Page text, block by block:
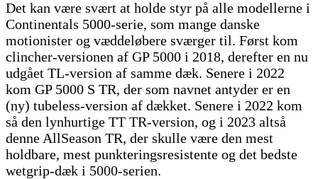
Det kan være svært at holde styr på alle modellerne i
Continentals 5000-serie, som mange danske
motionister og væddeløbere sværger til. Først kom
clincher-versionen af GP 5000 i 2018, derefter en nu
udgået TL-version af samme dæk. Senere i 2022
kom GP 5000 S TR, der som navnet antyder er en
(ny) tubeless-version af dækket. Senere i 2022 kom
så den lynhurtige TT TR-version, og i 2023 altså
denne AllSeason TR, der skulle være den mest
holdbare, mest punkteringsresistente og det bedste
wetgrip-dæk i 5000-serien.